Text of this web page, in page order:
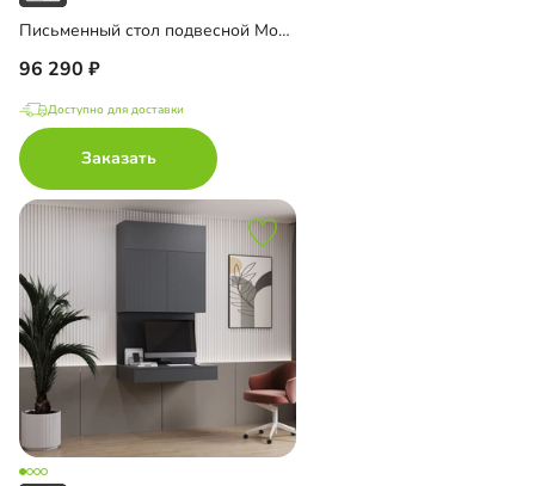
Письменный стол подвесной Мобаро-8
96 290
Доступно для доставки
Заказать